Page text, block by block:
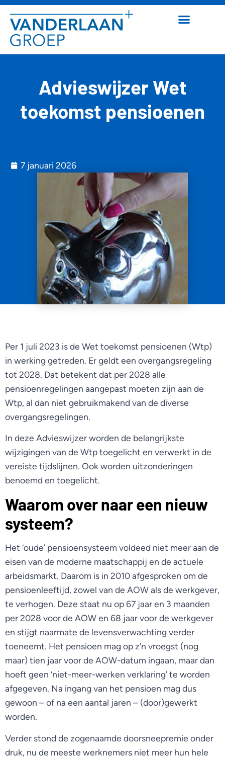
Advieswijzer Wet
toekomst pensioenen
7 januari 2026
Per 1 juli 2023 is de Wet toekomst pensioenen (Wtp)
in werking getreden. Er geldt een overgangsregeling
tot 2028. Dat betekent dat per 2028 alle
pensioenregelingen aangepast moeten zijn aan de
Wtp, al dan niet gebruikmakend van de diverse
overgangsregelingen.
In deze Advieswijzer worden de belangrijkste
wijzigingen van de Wtp toegelicht en verwerkt in de
vereiste tijdslijnen. Ook worden uitzonderingen
benoemd en toegelicht.
Waarom over naar een nieuw
systeem?
Het ‘oude’ pensioensysteem voldeed niet meer aan de
eisen van de moderne maatschappij en de actuele
arbeidsmarkt. Daarom is in 2010 afgesproken om de
pensioenleeftijd, zowel van de AOW als de werkgever,
te verhogen. Deze staat nu op 67 jaar en 3 maanden
per 2028 voor de AOW en 68 jaar voor de werkgever
en stijgt naarmate de levensverwachting verder
toeneemt. Het pensioen mag op z’n vroegst (nog
maar) tien jaar voor de AOW-datum ingaan, maar dan
hoeft geen ‘niet-meer-werken verklaring’ te worden
afgegeven. Na ingang van het pensioen mag dus
gewoon – of na een aantal jaren – (door)gewerkt
worden.
Verder stond de zogenaamde doorsneepremie onder
druk, nu de meeste werknemers niet meer hun hele